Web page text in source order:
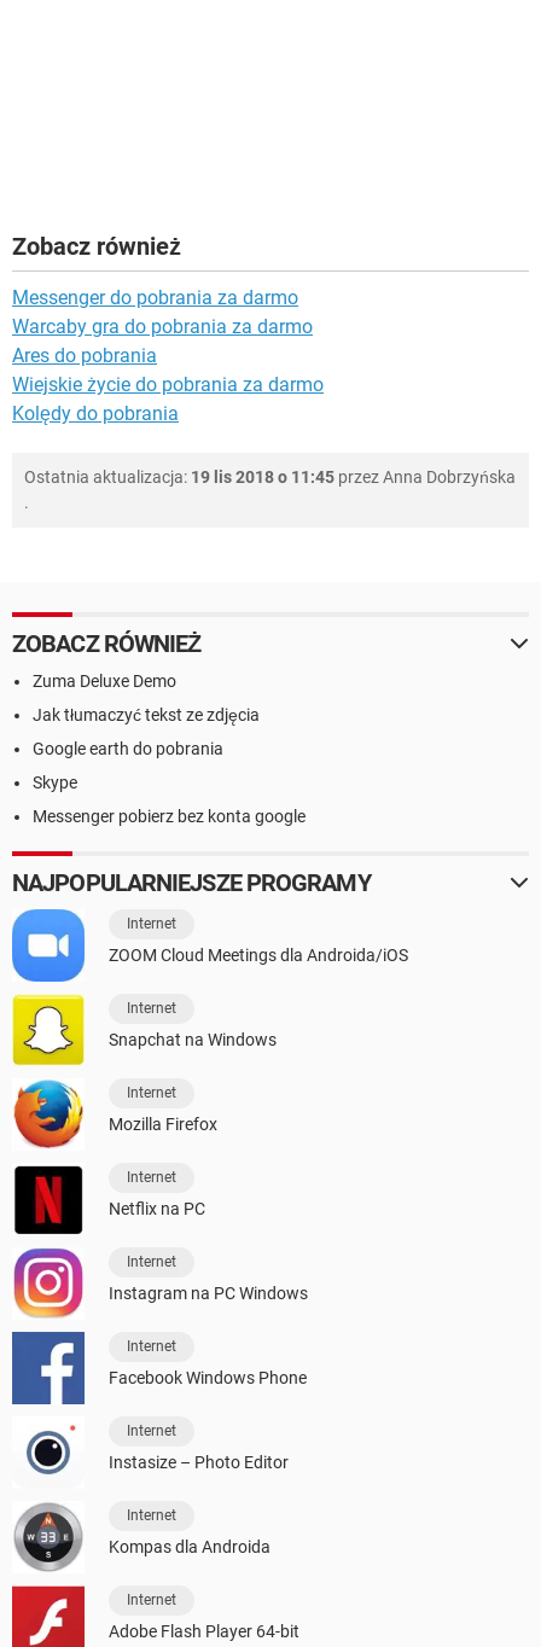
Zobacz również
Messenger do pobrania za darmo
Warcaby gra do pobrania za darmo
Ares do pobrania
Wiejskie życie do pobrania za darmo
Kolędy do pobrania
Ostatnia aktualizacja: 19 lis 2018 o 11:45 przezAnna Dobrzyńska
.
ZOBACZ RÓWNIEŻ
Zuma Deluxe Demo
Jak tłumaczyć tekst ze zdjęcia
Google earth do pobrania
Skype
Messenger pobierz bez konta google
NAJPOPULARNIEJSZE PROGRAMY
Internet
ZOOM Cloud Meetings dla Androida/iOS
Internet
Snapchat na Windows
Internet
Mozilla Firefox
Internet
Netflix na PC
Internet
Instagram na PC Windows
Internet
Facebook Windows Phone
Internet
Instasize – Photo Editor
Internet
Kompas dla Androida
Internet
Adobe Flash Player 64-bit